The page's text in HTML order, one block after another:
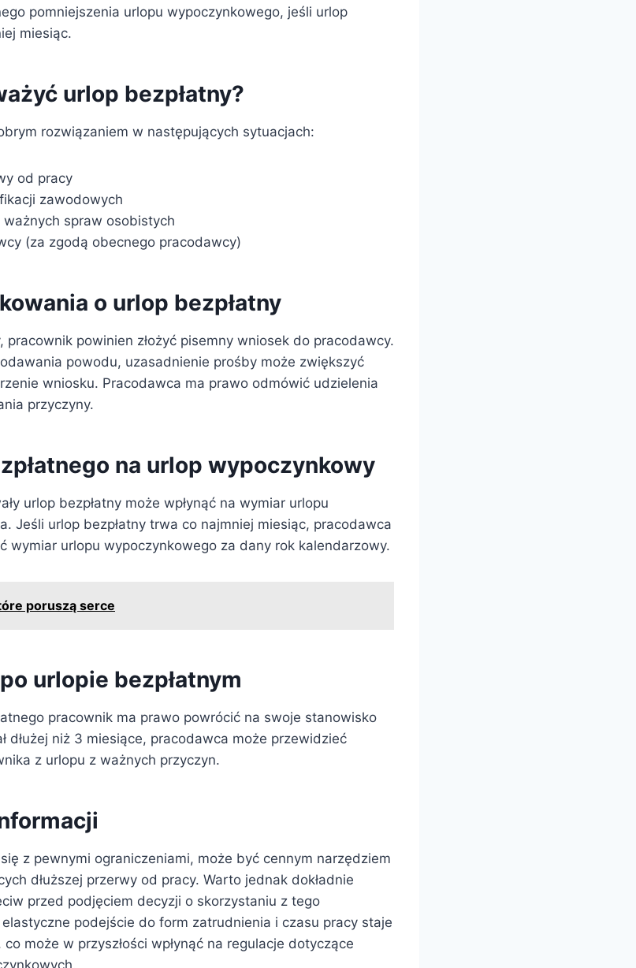
pomniejszenia urlopu wypoczynkowego, jeśli urlop
miesiąc.
urlop bezpłatny?
rozwiązaniem w następujących sytuacjach:
od pracy
zawodowych
ważnych spraw osobistych
(za zgodą obecnego pracodawcy)
o urlop bezpłatny
pracownik powinien złożyć pisemny wniosek do pracodawcy.
powodu, uzasadnienie prośby może zwiększyć
wniosku. Pracodawca ma prawo odmówić udzielenia
przyczyny.
na urlop wypoczynkowy
urlop bezpłatny może wpłynąć na wymiar urlopu
Jeśli urlop bezpłatny trwa co najmniej miesiąc, pracodawca
wymiar urlopu wypoczynkowego za dany rok kalendarzowy.
poruszą serce
urlopie bezpłatnym
pracownik ma prawo powrócić na swoje stanowisko
dłużej niż 3 miesiące, pracodawca może przewidzieć
z urlopu z ważnych przyczyn.
z pewnymi ograniczeniami, może być cennym narzędziem
dłuższej przerwy od pracy. Warto jednak dokładnie
przed podjęciem decyzji o skorzystaniu z tego
podejście do form zatrudnienia i czasu pracy staje
może w przyszłości wpłynąć na regulacje dotyczące